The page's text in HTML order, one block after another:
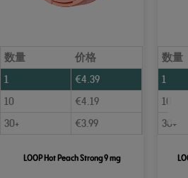
数量
价格
1
€4.39
10
€4.19
30+
€3.99
LOOP Hot Peach Strong 9 mg
数量
1
10
30+